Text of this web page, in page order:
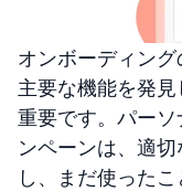
オンボーディン
主要な機能を発
重要です。パー
ンペーンは、適
し、まだ使った